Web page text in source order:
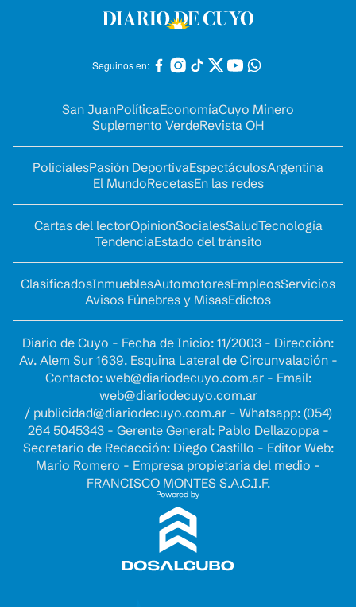
Seguinos en:
San JuanPolíticaEconomíaCuyo Minero
Suplemento VerdeRevista OH
PolicialesPasión DeportivaEspectáculosArgentina
El MundoRecetasEn las redes
Cartas del lectorOpinionSocialesSaludTecnología
TendenciaEstado del tránsito
ClasificadosInmueblesAutomotoresEmpleosServicios
Avisos Fúnebres y MisasEdictos
Diario de Cuyo - Fecha de Inicio: 11/2003 - Dirección:
Av. Alem Sur 1639. Esquina Lateral de Circunvalación -
Contacto: web@diariodecuyo.com.ar- Email:
web@diariodecuyo.com.ar
/ publicidad@diariodecuyo.com.ar- Whatsapp: (054)
264 5045343 - Gerente General: Pablo Dellazoppa -
Secretario de Redacción: Diego Castillo - Editor Web:
Mario Romero - Empresa propietaria del medio -
FRANCISCO MONTES S.A.C.I.F.